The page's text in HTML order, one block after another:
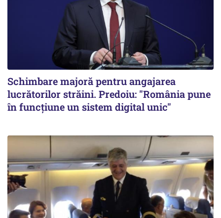
Schimbare majoră pentru angajarea
lucrătorilor străini. Predoiu: "România pune
în funcțiune un sistem digital unic"